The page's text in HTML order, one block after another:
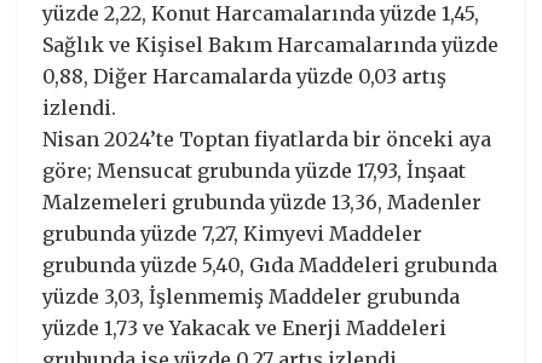
yüzde 2,22, Konut Harcamalarında yüzde 1,45,
Sağlık ve Kişisel Bakım Harcamalarında yüzde
0,88, Diğer Harcamalarda yüzde 0,03 artış
izlendi.
Nisan 2024’te Toptan fiyatlarda bir önceki aya
göre; Mensucat grubunda yüzde 17,93, İnşaat
Malzemeleri grubunda yüzde 13,36, Madenler
grubunda yüzde 7,27, Kimyevi Maddeler
grubunda yüzde 5,40, Gıda Maddeleri grubunda
yüzde 3,03, İşlenmemiş Maddeler grubunda
yüzde 1,73 ve Yakacak ve Enerji Maddeleri